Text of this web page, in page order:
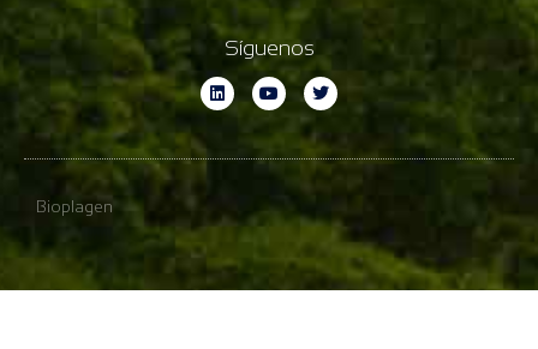
Síguenos
Bioplagen